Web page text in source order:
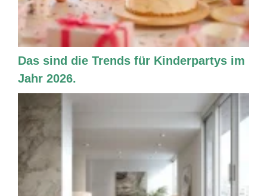
Das sind die Trends für Kinderpartys im
Jahr 2026.